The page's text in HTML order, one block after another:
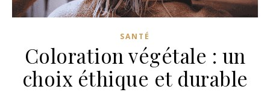
SANTÉ
Coloration végétale : un
choix éthique et durable